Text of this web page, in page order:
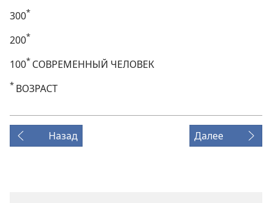
300*
200*
100* СОВРЕМЕННЫЙ ЧЕЛОВЕК
* ВОЗРАСТ
Назад Далее